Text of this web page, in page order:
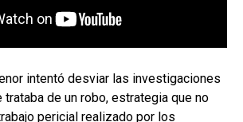
intentó desviar las investigaciones
de un robo, estrategia que no
pericial realizado por los